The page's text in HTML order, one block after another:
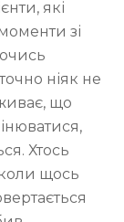
які
зі
ніяк не
що
Хтось
щось